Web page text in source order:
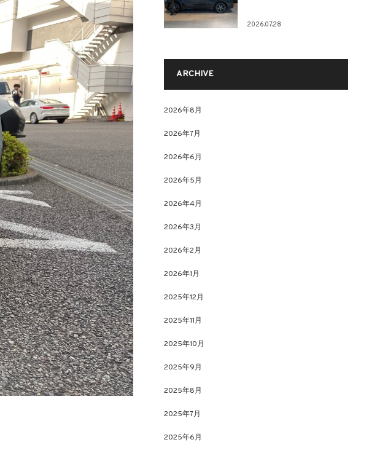
2026.07.28
ARCHIVE
2026年8月
2026年7月
2026年6月
2026年5月
2026年4月
2026年3月
2026年2月
2026年1月
2025年12月
2025年11月
2025年10月
2025年9月
2025年8月
2025年7月
2025年6月